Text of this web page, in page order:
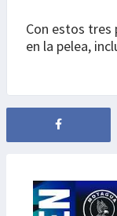
Con estos tres
en la pelea,